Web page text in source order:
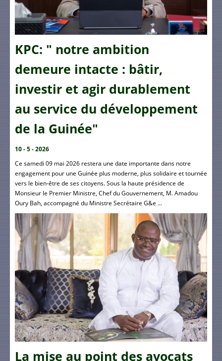
KPC: " notre ambition
demeure intacte : bâtir,
investir et agir durablement
au service du développement
de la Guinée"
10 - 5 - 2026
Ce samedi 09 mai 2026 restera une date importante dans notre
engagement pour une Guinée plus moderne, plus solidaire et tournée
vers le bien-être de ses citoyens. Sous la haute présidence de
Monsieur le Premier Ministre, Chef du Gouvernement, M. Amadou
Oury Bah, accompagné du Ministre Secrétaire G&e ...
La mise au point des avocats